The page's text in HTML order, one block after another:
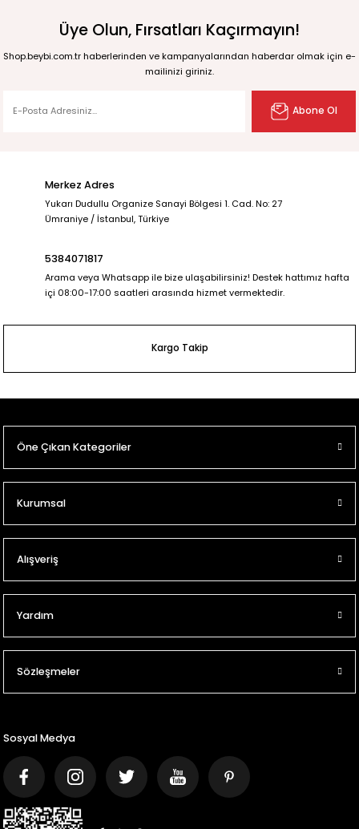
Üye Olun, Fırsatları Kaçırmayın!
Shop.beybi.com.tr haberlerinden ve kampanyalarından haberdar olmak için e-
mailinizi giriniz.
Abone Ol
Merkez Adres
Yukarı Dudullu Organize Sanayi Bölgesi 1. Cad. No: 27
Ümraniye / İstanbul, Türkiye
5384071817
Arama veya Whatsapp ile bize ulaşabilirsiniz! Destek hattımız hafta
içi 08:00-17:00 saatleri arasında hizmet vermektedir.
Kargo Takip
Öne Çıkan Kategoriler
Kurumsal
Alışveriş
Yardım
Sözleşmeler
Sosyal Medya